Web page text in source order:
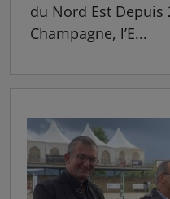
du Nord Est Depuis
Champagne, l’E...